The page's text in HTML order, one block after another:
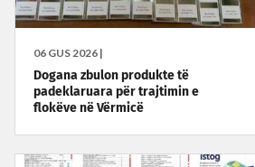
06 GUS 2026 |
Dogana zbulon produkte të
padeklaruara për trajtimin e
flokëve në Vërmicë